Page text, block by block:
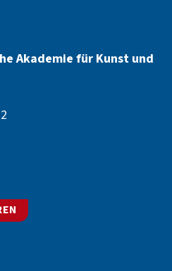
Akademie für Kunst und